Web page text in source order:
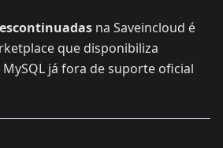
na Saveincloud é
que disponibiliza
já fora de suporte oficial